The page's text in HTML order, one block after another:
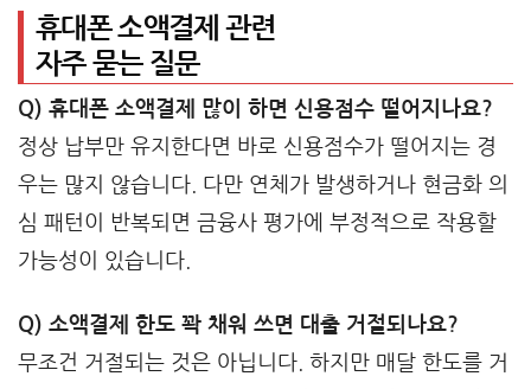
휴대폰 소액결제 관련
자주 묻는 질문
Q) 휴대폰 소액결제 많이 하면 신용점수 떨어지나요?
정상 납부만 유지한다면 바로 신용점수가 떨어지는 경
우는 많지 않습니다. 다만 연체가 발생하거나 현금화 의
심 패턴이 반복되면 금융사 평가에 부정적으로 작용할
가능성이 있습니다.
Q) 소액결제 한도 꽉 채워 쓰면 대출 거절되나요?
무조건 거절되는 것은 아닙니다. 하지만 매달 한도를 거